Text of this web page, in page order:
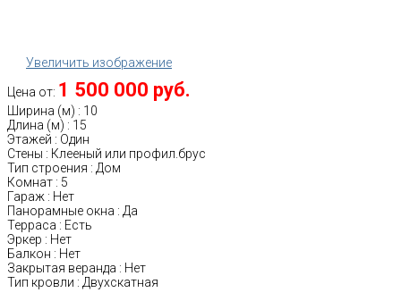
Увеличить изображение
Цена от: 1 500 000 руб.
Ширина (м) : 10
Длина (м) : 15
Этажей : Один
Стены : Клееный или профил.брус
Тип строения : Дом
Комнат : 5
Гараж : Нет
Панорамные окна : Да
Терраса : Есть
Эркер : Нет
Балкон : Нет
Закрытая веранда : Нет
Тип кровли : Двухскатная